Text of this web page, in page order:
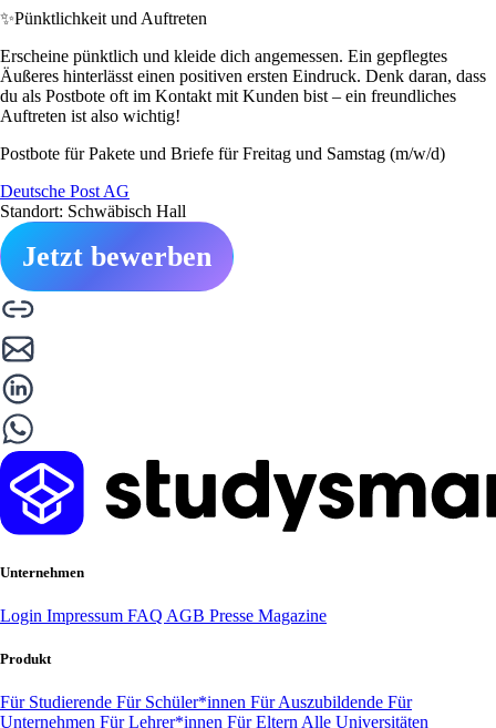
✨Pünktlichkeit und Auftreten
Erscheine pünktlich und kleide dich angemessen. Ein gepflegtes
Äußeres hinterlässt einen positiven ersten Eindruck. Denk daran, dass
du als Postbote oft im Kontakt mit Kunden bist – ein freundliches
Auftreten ist also wichtig!
Postbote für Pakete und Briefe für Freitag und Samstag (m/w/d)
Deutsche Post AG
Standort: Schwäbisch Hall
Jetzt bewerben
Unternehmen
Login Impressum FAQ AGB Presse Magazine
Produkt
Für Studierende Für Schüler*innen Für Auszubildende Für
Unternehmen Für Lehrer*innen Für Eltern Alle Universitäten